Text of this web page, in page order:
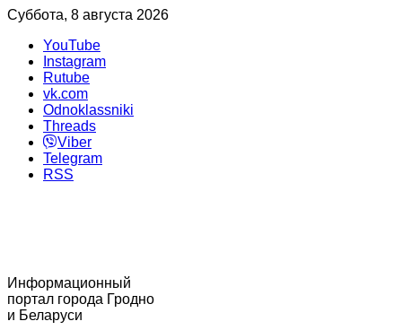
Суббота, 8 августа 2026
YouTube
Instagram
Rutube
vk.com
Odnoklassniki
Threads
Viber
Telegram
RSS
Информационный
портал города Гродно
и Беларуси